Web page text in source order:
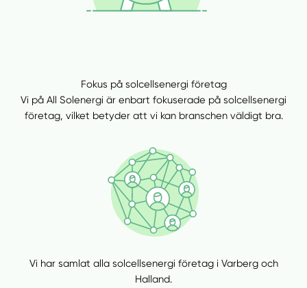
Fokus på solcellsenergi företag
Vi på All Solenergi är enbart fokuserade på solcellsenergi
företag, vilket betyder att vi kan branschen väldigt bra.
Vi har samlat alla solcellsenergi företag i Varberg och
Halland.